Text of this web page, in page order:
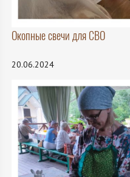
Окопные свечи для СВО
20.06.2024